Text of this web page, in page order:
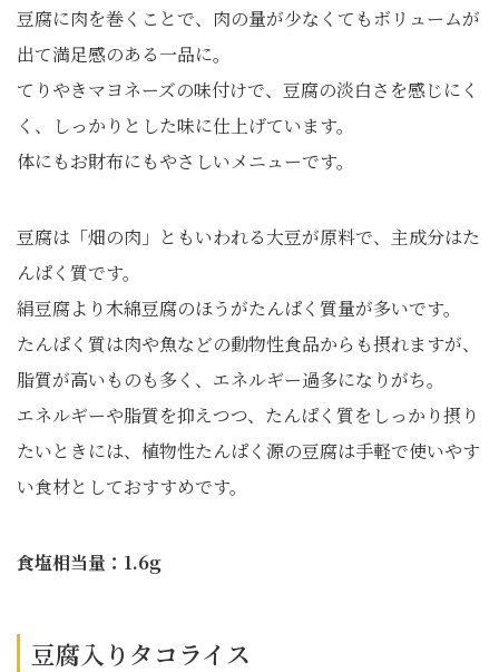
豆腐に肉を巻くことで、肉の量が少なくてもボリュームが
出て満足感のある一品に。
てりやきマヨネーズの味付けで、豆腐の淡白さを感じにく
く、しっかりとした味に仕上げています。
体にもお財布にもやさしいメニューです。
豆腐は「畑の肉」ともいわれる大豆が原料で、主成分はた
んぱく質です。
絹豆腐より木綿豆腐のほうがたんぱく質量が多いです。
たんぱく質は肉や魚などの動物性食品からも摂れますが、
脂質が高いものも多く、エネルギー過多になりがち。
エネルギーや脂質を抑えつつ、たんぱく質をしっかり摂り
たいときには、植物性たんぱく源の豆腐は手軽で使いやす
い食材としておすすめです。
食塩相当量：1.6g
豆腐入りタコライス